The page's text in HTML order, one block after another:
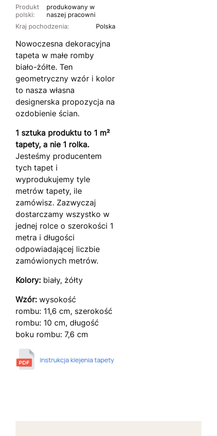
Produkt
polski:
produkowany w
naszej pracowni
Kraj pochodzenia: Polska
Nowoczesna dekoracyjna
tapeta w małe romby
biało-żółte. Ten
geometryczny wzór i kolor
to nasza własna
designerska propozycja na
ozdobienie ścian.
1 sztuka produktu to 1 m²
tapety, a nie 1 rolka.
Jesteśmy producentem
tych tapet i
wyprodukujemy tyle
metrów tapety, ile
zamówisz. Zazwyczaj
dostarczamy wszystko w
jednej rolce o szerokości 1
metra i długości
odpowiadającej liczbie
zamówionych metrów.
Kolory: biały, żółty
Wzór: wysokość
rombu: 11,6 cm, szerokość
rombu: 10 cm, długość
boku rombu: 7,6 cm